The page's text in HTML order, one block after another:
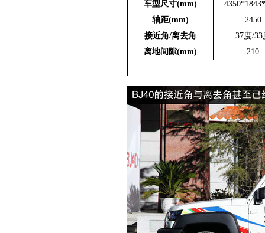
车型尺寸(mm)
轴距(mm)
2450
接近角/离去角
37度/33
离地间隙(mm)
210